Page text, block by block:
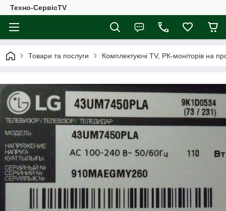
Техно-СервісTV
Товари та послуги Комплектуючі ТV, РК-моніторів на